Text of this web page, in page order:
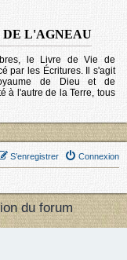
L'AGNEAU
le Livre de Vie de
par les Écritures. Il s'agit
de Dieu et de
à l'autre de la Terre, tous
Connexion
S’enregistrer
du forum